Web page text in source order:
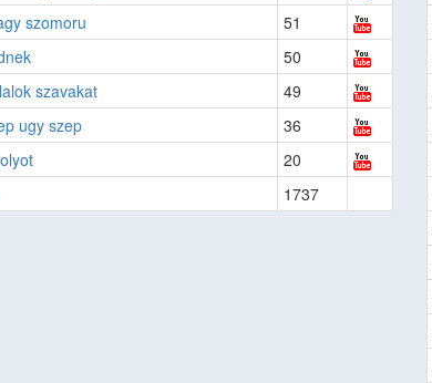
szomoru
51
50
szavakat
49
ugy szep
36
20
1737